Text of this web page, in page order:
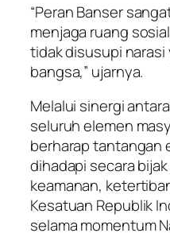
“Peran Banser
menjaga ruang
tidak disusupi
bangsa,” ujarnya.
Melalui sinergi
seluruh elemen
berharap tantangan
dihadapi secara
keamanan,
Kesatuan Republik
selama momentum